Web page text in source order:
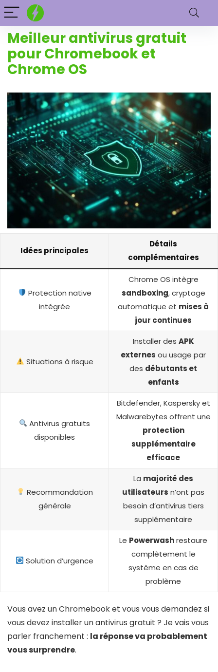
Meilleur antivirus gratuit
pour Chromebook et
Chrome OS
Idées principales
Détails
complémentaires
Protection native
intégrée
Chrome OS intègre
sandboxing, cryptage
automatique et mises à
jour continues
Situations à risque
Installer des APK
externes ou usage par
des débutants et
enfants
Antivirus gratuits
disponibles
Bitdefender, Kaspersky et
Malwarebytes offrent une
protection
supplémentaire
efficace
Recommandation
générale
La majorité des
utilisateurs n’ont pas
besoin d’antivirus tiers
supplémentaire
Solution d’urgence
Le Powerwashrestaure
complètement le
système en cas de
problème
Vous avez un Chromebook et vous vous demandez si
vous devez installer un antivirus gratuit ? Je vais vous
parler franchement : la réponse va probablement
vous surprendre.